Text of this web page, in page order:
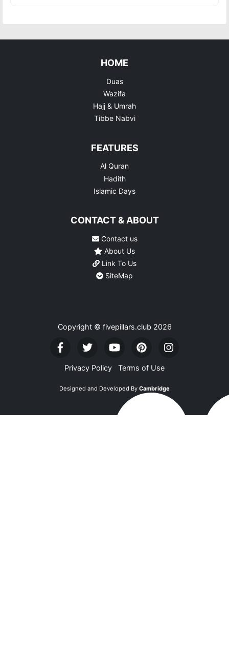
HOME
Duas
Wazifa
Hajj & Umrah
Tibbe Nabvi
FEATURES
Al Quran
Hadith
Islamic Days
CONTACT & ABOUT
Contact us
About Us
Link To Us
SiteMap
Copyright © fivepillars.club 2026
Privacy Policy Terms of Use
Designed and Developed By Cambridge